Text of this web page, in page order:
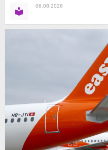
06.08.2026